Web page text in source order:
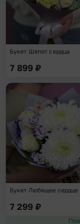
Букет Шепот сердца
7 899 ₽
Букет Любящее сердце
7 299 ₽